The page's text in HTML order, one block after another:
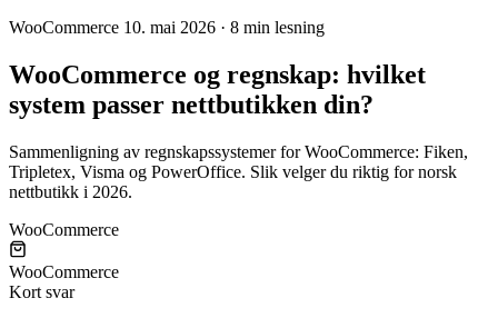
WooCommerce 10. mai 2026 · 8 min lesning
WooCommerce og regnskap: hvilket
system passer nettbutikken din?
Sammenligning av regnskapssystemer for WooCommerce: Fiken,
Tripletex, Visma og PowerOffice. Slik velger du riktig for norsk
nettbutikk i 2026.
WooCommerce
WooCommerce
Kort svar